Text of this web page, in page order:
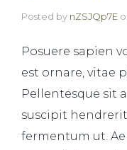
Posted by nZSJQp7E
Posuere sapien
est ornare, vitae
Pellentesque sit
suscipit
fermentum ut.